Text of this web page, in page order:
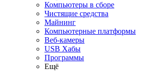
Компьютеры в сборе
Чистящие средства
Майнинг
Компьютерные платформы
Веб-камеры
USB Хабы
Программы
Ещё